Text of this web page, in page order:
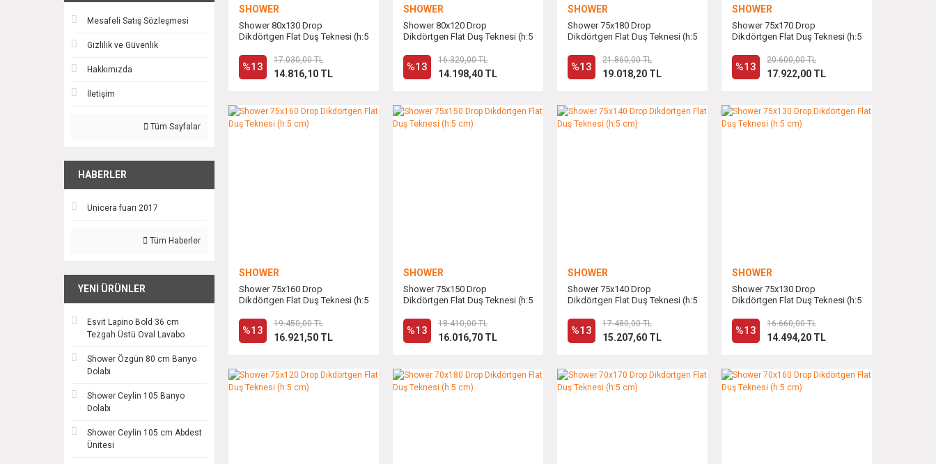
Mesafeli Satış Sözleşmesi
Gizlilik ve Güvenlik
Hakkımızda
İletişim
Tüm Sayfalar
HABERLER
Unicera fuarı 2017
Tüm Haberler
YENI ÜRÜNLER
Esvit Lapino Bold 36 cm
Tezgah Üstü Oval Lavabo
Shower Özgün 80 cm Banyo
Dolabı
Shower Ceylin 105 Banyo
Dolabı
Shower Ceylin 105 cm Abdest
Ünitesi
SHOWER
Shower 80x130 Drop
Dikdörtgen Flat Duş Teknesi (h:5
%13
14.816,10 TL
17.030,00 TL
SHOWER
Shower 80x120 Drop
Dikdörtgen Flat Duş Teknesi (h:5
%13
14.198,40 TL
16.320,00 TL
SHOWER
Shower 75x180 Drop
Dikdörtgen Flat Duş Teknesi (h:5
%13
19.018,20 TL
21.860,00 TL
SHOWER
Shower 75x170 Drop
Dikdörtgen Flat Duş Teknesi (h:5
%13
17.922,00 TL
20.600,00 TL
SHOWER
Shower 75x160 Drop
Dikdörtgen Flat Duş Teknesi (h:5
%13
16.921,50 TL
19.450,00 TL
SHOWER
Shower 75x150 Drop
Dikdörtgen Flat Duş Teknesi (h:5
%13
16.016,70 TL
18.410,00 TL
SHOWER
Shower 75x140 Drop
Dikdörtgen Flat Duş Teknesi (h:5
%13
15.207,60 TL
17.480,00 TL
SHOWER
Shower 75x130 Drop
Dikdörtgen Flat Duş Teknesi (h:5
%13
14.494,20 TL
16.660,00 TL